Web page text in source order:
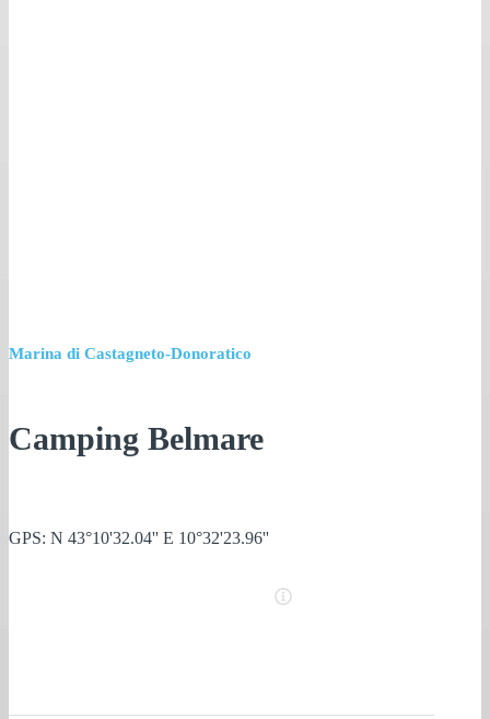
Marina di Castagneto-Donoratico
Camping Belmare
GPS: N 43°10'32.04'' E 10°32'23.96''